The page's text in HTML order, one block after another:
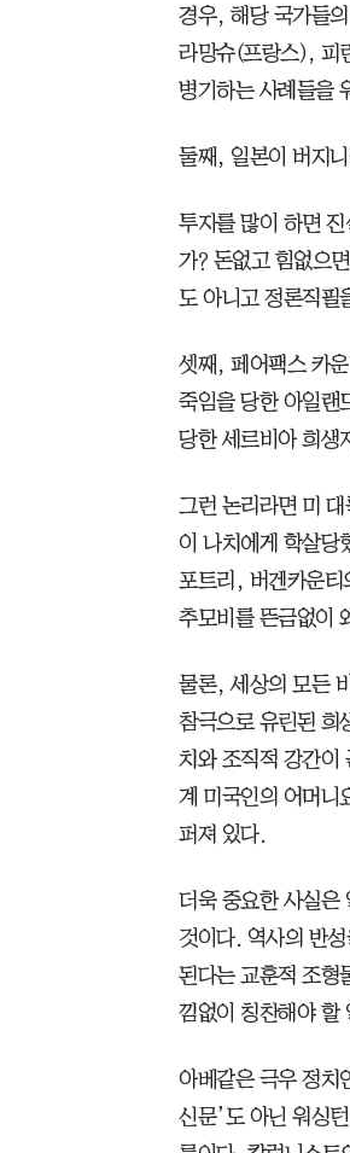
경우, 해당 국가들
라망슈(프랑스), 피
병기하는 사례들을
둘째, 일본이 버지
투자를 많이 하면
가? 돈없고 힘없으
도 아니고 정론직필
셋째, 페어팩스 카
죽임을 당한 아일랜
당한 세르비아 희생
그런 논리라면 미
이 나치에게 학살당
포트리, 버겐카운티
추모비를 뜬금없이
물론, 세상의 모든
참극으로 유린된 희
치와 조직적 강간이
계 미국인의 어머니
퍼져 있다.
더욱 중요한 사실은
것이다. 역사의 반
된다는 교훈적 조형
낌없이 칭찬해야 할
아베같은 극우 정치
신문’도 아닌 워싱